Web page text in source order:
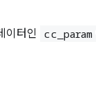
이터인 cc_param